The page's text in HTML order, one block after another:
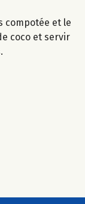
compotée et le
coco et servir